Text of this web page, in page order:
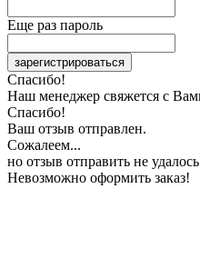
Еще раз пароль
зарегистрироваться
Спасибо!
Наш менеджер свяжется с
Спасибо!
Ваш отзыв отправлен.
Сожалеем...
но отзыв отправить не
Невозможно оформить заказ!